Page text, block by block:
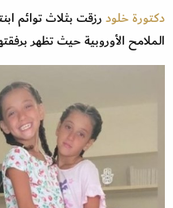
دكتورة خلودرزقت بثلاث توائم
الملامح الأوروبية حيث تظهر